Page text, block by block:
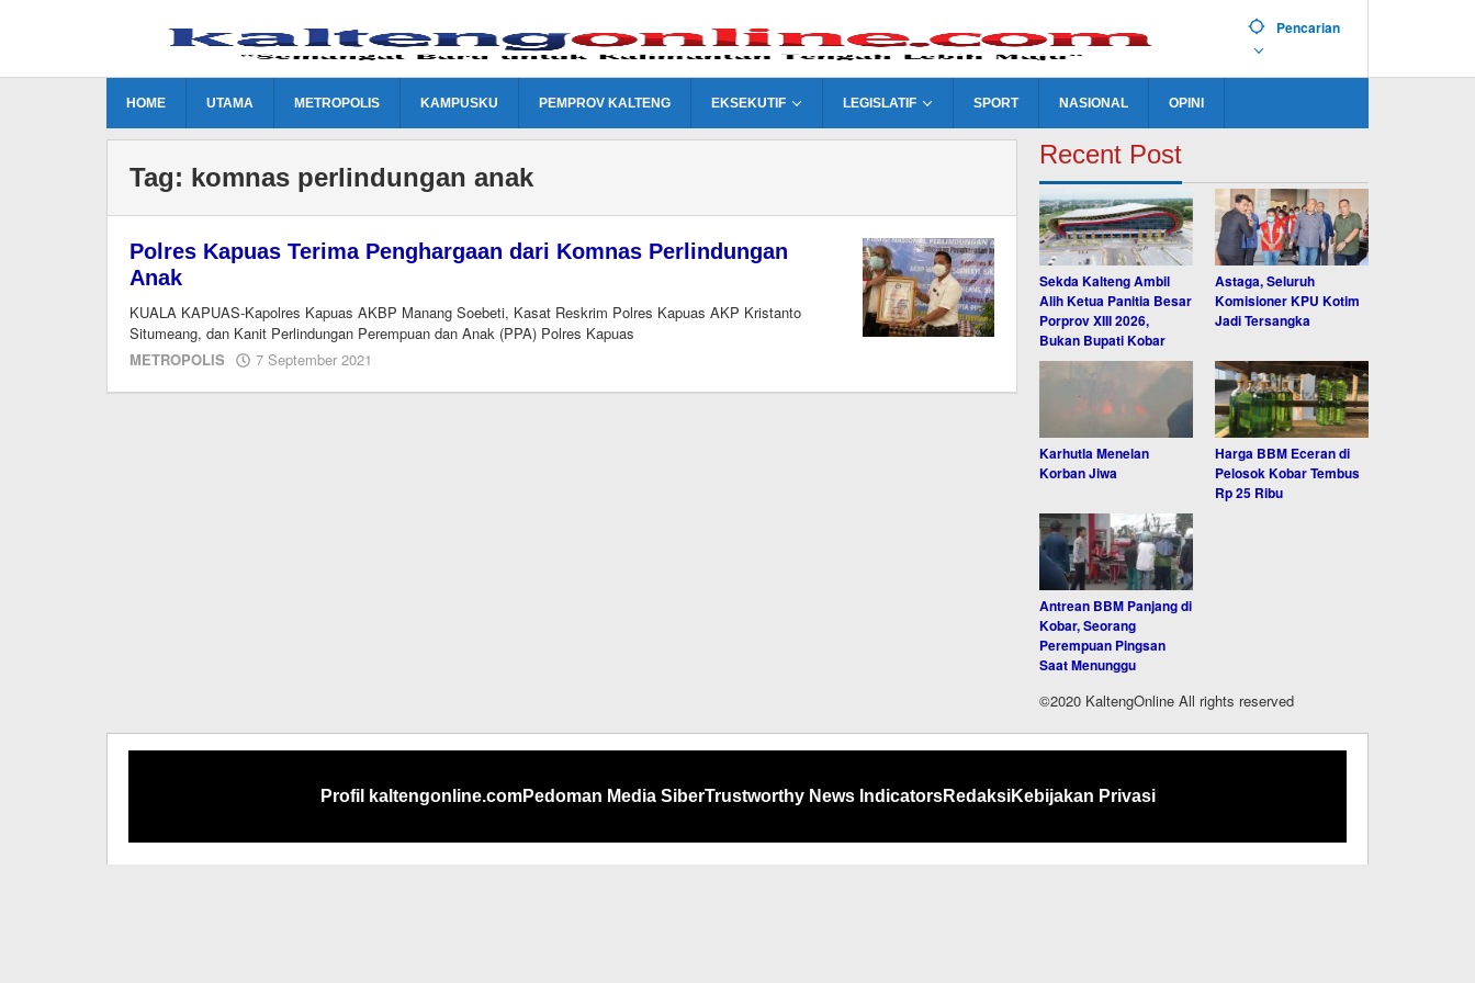
Pencarian
HOME UTAMA METROPOLIS KAMPUSKU PEMPROV KALTENG EKSEKUTIF LEGISLATIF SPORT NASIONAL OPINI
Tag: komnas perlindungan anak
Polres Kapuas Terima Penghargaan dari Komnas Perlindungan
Anak
KUALA KAPUAS-Kapolres Kapuas AKBP Manang Soebeti, Kasat Reskrim Polres Kapuas AKP Kristanto
Situmeang, dan Kanit Perlindungan Perempuan dan Anak (PPA) Polres Kapuas
METROPOLIS
7 September 2021
Recent Post
Sekda Kalteng Ambil
Alih Ketua Panitia Besar
Porprov XIII 2026,
Bukan Bupati Kobar
Astaga, Seluruh
Komisioner KPU Kotim
Jadi Tersangka
Karhutla Menelan
Korban Jiwa
Harga BBM Eceran di
Pelosok Kobar Tembus
Rp 25 Ribu
Antrean BBM Panjang di
Kobar, Seorang
Perempuan Pingsan
Saat Menunggu
©2020 KaltengOnline All rights reserved
Profil kaltengonline.comPedoman Media SiberTrustworthy News IndicatorsRedaksiKebijakan Privasi